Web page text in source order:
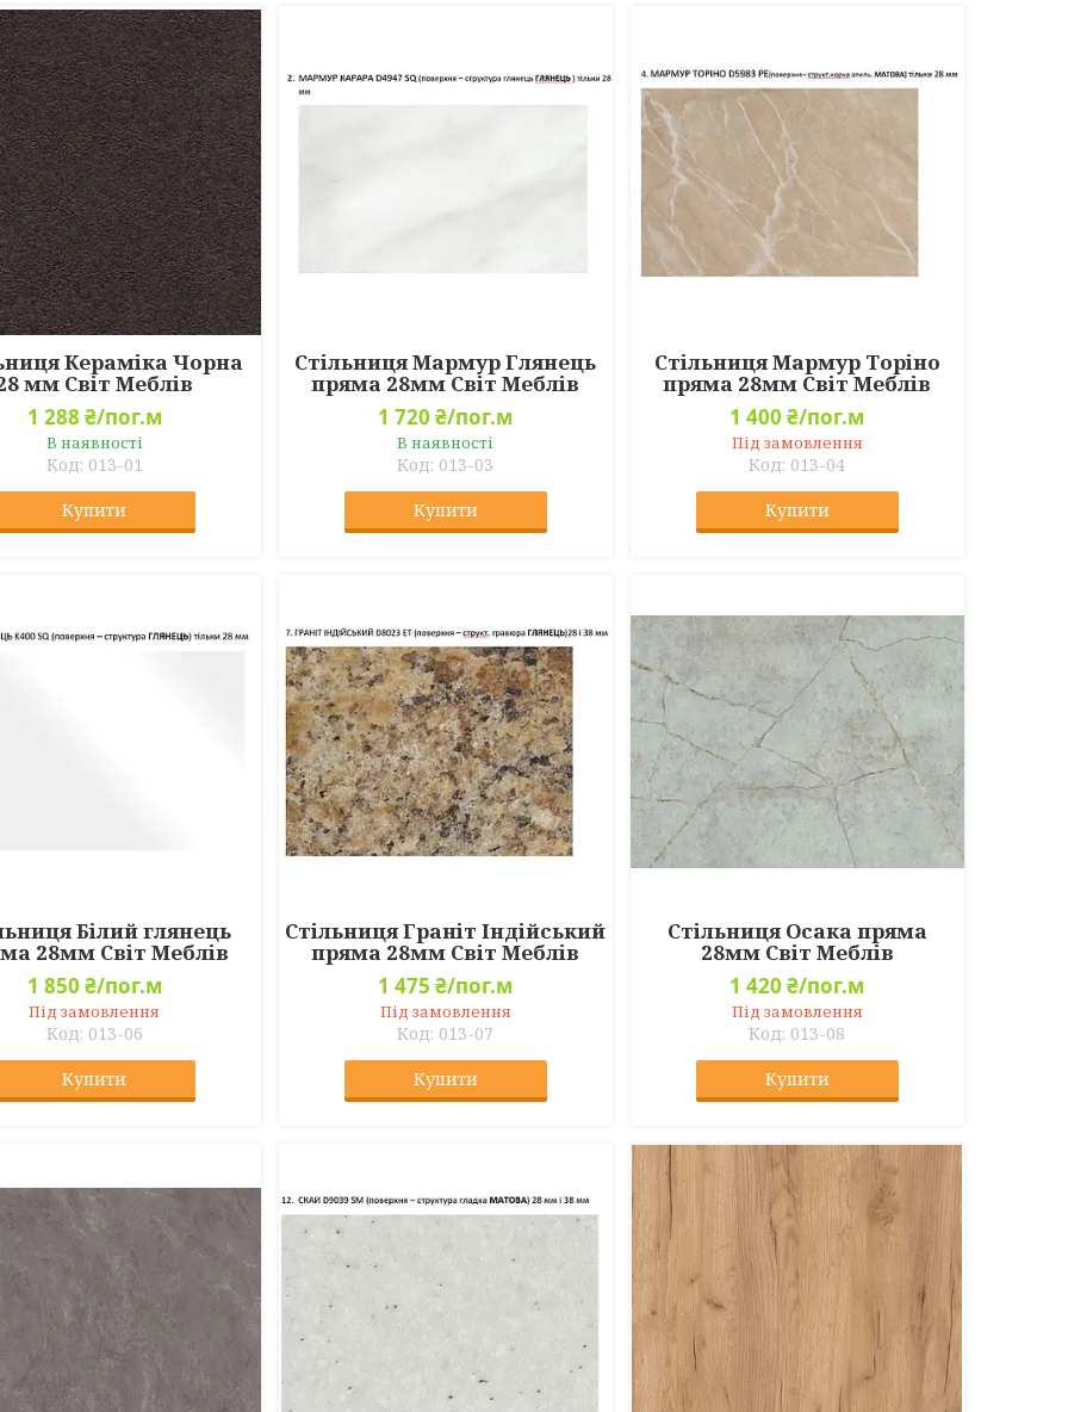
Кераміка Чорна
мм Світ Меблів
1 288 ₴/пог.м
В наявності
013-01
Купити
Стільниця Мармур Глянець
пряма 28мм Світ Меблів
1 720 ₴/пог.м
В наявності
013-03
Купити
Стільниця Мармур Торіно
пряма 28мм Світ Меблів
1 400 ₴/пог.м
Під замовлення
013-04
Купити
Білий глянець
28мм Світ Меблів
1 850 ₴/пог.м
Під замовлення
013-06
Купити
Стільниця Граніт Індійський
пряма 28мм Світ Меблів
1 475 ₴/пог.м
Під замовлення
013-07
Купити
Стільниця Осака пряма
28мм Світ Меблів
1 420 ₴/пог.м
Під замовлення
013-08
Купити